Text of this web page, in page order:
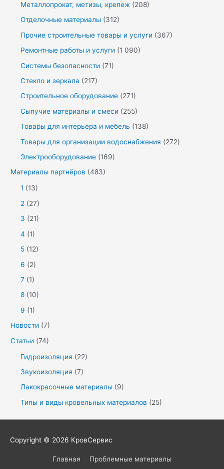
Металлопрокат, метизы, крепеж (208)
Отделочные материалы (312)
Прочие строительные товары и услуги (367)
Ремонтные работы и услуги (1 090)
Системы безопасности (71)
Стекло и зеркала (217)
Строительное оборудование (271)
Сыпучие материалы и смеси (255)
Товары для интерьера и мебель (138)
Товары для организации водоснабжения (272)
Электрооборудование (169)
Материалы партнёров (483)
1 (13)
2 (27)
3 (21)
4 (1)
5 (12)
6 (2)
7 (1)
8 (10)
9 (1)
Новости (7)
Статьи (74)
Гидроизоляция (22)
Звукоизоляция (7)
Лакокрасочные материалы (9)
Типы и виды кровельных материалов (25)
Copyright © 2026 КровСервис
Главная
Проблемные материалы